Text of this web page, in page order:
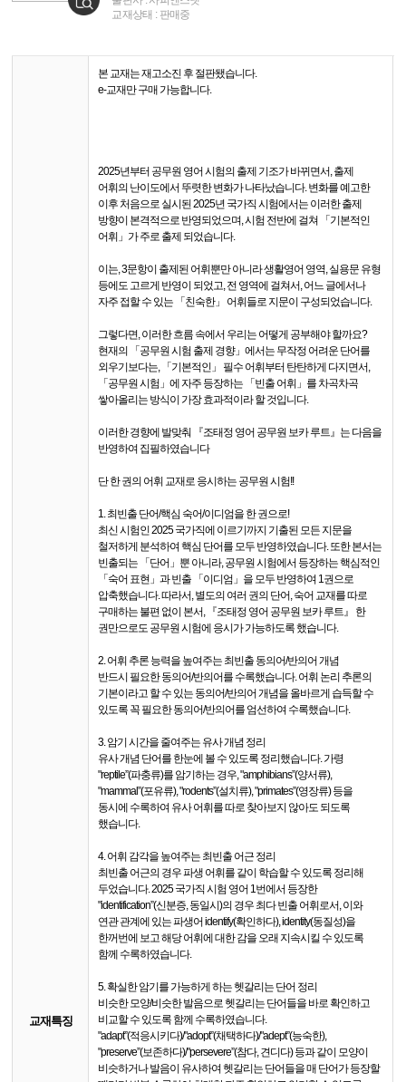
교재상태 : 판매중
교재특징
본 교재는 재고소진 후 절판됐습니다.
e-교재만 구매 가능합니다.
2025년부터 공무원 영어 시험의 출제 기조가 바뀌면서, 출제
어휘의 난이도에서 뚜렷한 변화가 나타났습니다. 변화를 예고한
이후 처음으로 실시된 2025년 국가직 시험에서는 이러한 출제
방향이 본격적으로 반영되었으며, 시험 전반에 걸쳐 「기본적인
어휘」가 주로 출제 되었습니다.
이는, 3문항이 출제된 어휘뿐만 아니라 생활영어 영역, 실용문 유형
등에도 고르게 반영이 되었고, 전 영역에 걸쳐서, 어느 글에서나
자주 접할 수 있는 「친숙한」 어휘들로 지문이 구성되었습니다.
그렇다면, 이러한 흐름 속에서 우리는 어떻게 공부해야 할까요?
현재의 「공무원 시험 출제 경향」에서는 무작정 어려운 단어를
외우기보다는, 「기본적인」 필수 어휘부터 탄탄하게 다지면서,
「공무원 시험」에 자주 등장하는 「빈출 어휘」를 차곡차곡
쌓아올리는 방식이 가장 효과적이라 할 것입니다.
이러한 경향에 발맞춰 『조태정 영어 공무원 보카 루트』는 다음을
반영하여 집필하였습니다
단 한 권의 어휘 교재로 응시하는 공무원 시험!!
1. 최빈출 단어/핵심 숙어/이디엄을 한 권으로!
최신 시험인 2025 국가직에 이르기까지 기출된 모든 지문을
철저하게 분석하여 핵심 단어를 모두 반영하였습니다. 또한 본서는
빈출되는 「단어」뿐 아니라, 공무원 시험에서 등장하는 핵심적인
「숙어 표현」과 빈출 「이디엄」을 모두 반영하여 1권으로
압축했습니다. 따라서, 별도의 여러 권의 단어, 숙어 교재를 따로
구매하는 불편 없이 본서, 『조태정 영어 공무원 보카 루트』 한
권만으로도 공무원 시험에 응시가 가능하도록 했습니다.
2. 어휘 추론 능력을 높여주는 최빈출 동의어/반의어 개념
반드시 필요한 동의어/반의어를 수록했습니다. 어휘 논리 추론의
기본이라고 할 수 있는 동의어/반의어 개념을 올바르게 습득할 수
있도록 꼭 필요한 동의어/반의어를 엄선하여 수록했습니다.
3. 암기 시간을 줄여주는 유사 개념 정리
유사 개념 단어를 한눈에 볼 수 있도록 정리했습니다. 가령
"reptile”(파충류)를 암기하는 경우, "amphibians”(양서류),
"mammal”(포유류), "rodents”(설치류), "primates”(영장류) 등을
동시에 수록하여 유사 어휘를 따로 찾아보지 않아도 되도록
했습니다.
4. 어휘 감각을 높여주는 최빈출 어근 정리
최빈출 어근의 경우 파생 어휘를 같이 학습할 수 있도록 정리해
두었습니다. 2025 국가직 시험 영어 1번에서 등장한
"identification”(신분증, 동일시)의 경우 최다 빈출 어휘로서, 이와
연관 관계에 있는 파생어 identify(확인하다), identity(동질성)을
한꺼번에 보고 해당 어휘에 대한 감을 오래 지속시킬 수 있도록
함께 수록하였습니다.
5. 확실한 암기를 가능하게 하는 헷갈리는 단어 정리
비슷한 모양/비슷한 발음으로 헷갈리는 단어들을 바로 확인하고
비교할 수 있도록 함께 수록하였습니다.
"adapt”(적응시키다)/"adopt”(채택하다)/"adept”(능숙한),
"preserve”(보존하다)/"persevere”(참다, 견디다) 등과 같이 모양이
비슷하거나 발음이 유사하여 헷갈리는 단어들을 매 단어가 등장할